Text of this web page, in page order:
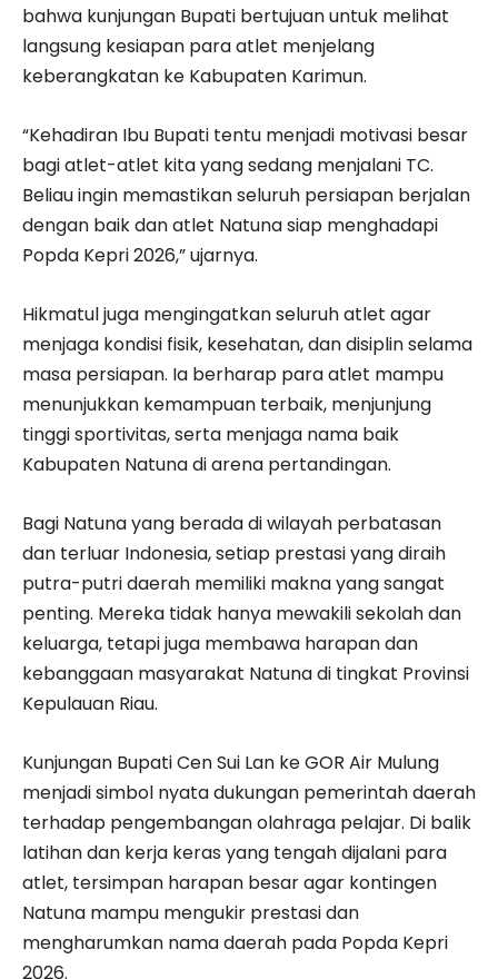
bahwa kunjungan Bupati bertujuan untuk melihat
langsung kesiapan para atlet menjelang
keberangkatan ke Kabupaten Karimun.
“Kehadiran Ibu Bupati tentu menjadi motivasi besar
bagi atlet-atlet kita yang sedang menjalani TC.
Beliau ingin memastikan seluruh persiapan berjalan
dengan baik dan atlet Natuna siap menghadapi
Popda Kepri 2026,” ujarnya.
Hikmatul juga mengingatkan seluruh atlet agar
menjaga kondisi fisik, kesehatan, dan disiplin selama
masa persiapan. Ia berharap para atlet mampu
menunjukkan kemampuan terbaik, menjunjung
tinggi sportivitas, serta menjaga nama baik
Kabupaten Natuna di arena pertandingan.
Bagi Natuna yang berada di wilayah perbatasan
dan terluar Indonesia, setiap prestasi yang diraih
putra-putri daerah memiliki makna yang sangat
penting. Mereka tidak hanya mewakili sekolah dan
keluarga, tetapi juga membawa harapan dan
kebanggaan masyarakat Natuna di tingkat Provinsi
Kepulauan Riau.
Kunjungan Bupati Cen Sui Lan ke GOR Air Mulung
menjadi simbol nyata dukungan pemerintah daerah
terhadap pengembangan olahraga pelajar. Di balik
latihan dan kerja keras yang tengah dijalani para
atlet, tersimpan harapan besar agar kontingen
Natuna mampu mengukir prestasi dan
mengharumkan nama daerah pada Popda Kepri
2026.